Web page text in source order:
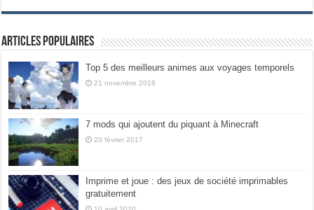
Articles populaires
Top 5 des meilleurs animes aux voyages temporels
21 novembre 2018
7 mods qui ajoutent du piquant à Minecraft
20 février 2017
Imprime et joue : des jeux de société imprimables
gratuitement